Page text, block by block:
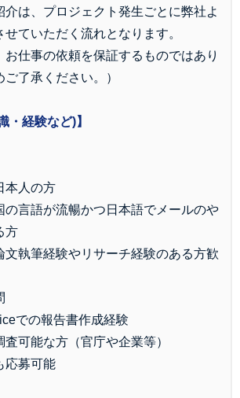
介は、プロジェクト発生ごとに弊社よ
せていただく流れとなります。
お仕事の依頼を保証するものではあり
了承ください。）
・経験など)】
本人の方
の言語が流暢かつ日本語でメールのや
方
文執筆経験やリサーチ経験のある方歓
での報告書作成経験
査可能な方（官庁や企業等）
応募可能